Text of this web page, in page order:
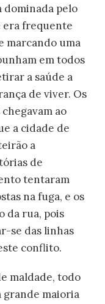
dominada pelo
era frequente
marcando uma
em todos
a saúde a
de viver. Os
ao
a cidade de
a
de
tentaram
na fuga, e os
da rua, pois
se das linhas
conflito.
maldade, todo
grande maioria